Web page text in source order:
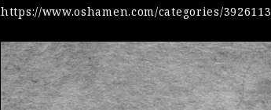
https://www.oshamen.com/categories/3926113